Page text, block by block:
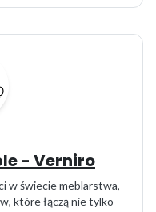
- Verniro
w świecie meblarstwa,
które łączą nie tylko